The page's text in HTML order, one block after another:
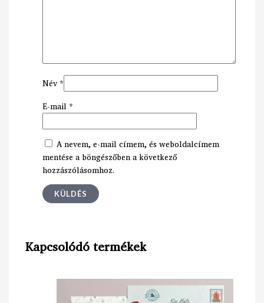
Név *
E-mail *
A nevem, e-mail címem, és weboldalcímem
mentése a böngészőben a következő
hozzászólásomhoz.
Kapcsolódó termékek